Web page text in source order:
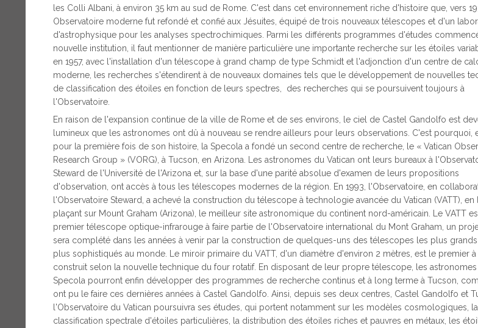
les Colli Albani, à environ 35 km au sud de Rome. C'est dans cet environnement riche d'histoire que, vers
Observatoire moderne fut refondé et confié aux Jésuites, équipé de trois nouveaux télescopes et d'un
d'astrophysique pour les analyses spectrochimiques. Parmi les différents programmes d'études
nouvelle institution, il faut mentionner de manière particulière une importante recherche sur les étoiles
en 1957, avec l'installation d'un télescope à grand champ de type Schmidt et l'adjonction d'un centre de
moderne, les recherches s'étendirent à de nouveaux domaines tels que le développement de nouvelles
de classification des étoiles en fonction de leurs spectres, des recherches qui se poursuivent toujours à
l'Observatoire.
En raison de l'expansion continue de la ville de Rome et de ses environs, le ciel de Castel Gandolfo est
lumineux que les astronomes ont dû à nouveau se rendre ailleurs pour leurs observations. C'est pourquoi,
pour la première fois de son histoire, la Specola a fondé un second centre de recherche, le « Vatican
Research Group » (VORG), à Tucson, en Arizona. Les astronomes du Vatican ont leurs bureaux à
Steward de l'Université de l'Arizona et, sur la base d'une parité absolue d'examen de leurs propositions
d'observation, ont accès à tous les télescopes modernes de la région. En 1993, l'Observatoire, en
l'Observatoire Steward, a achevé la construction du télescope à technologie avancée du Vatican (VATT), en
plaçant sur Mount Graham (Arizona), le meilleur site astronomique du continent nord-américain. Le VATT
premier télescope optique-infrarouge à faire partie de l'Observatoire international du Mont Graham, un
sera complété dans les années à venir par la construction de quelques-uns des télescopes les plus
plus sophistiqués au monde. Le miroir primaire du VATT, d'un diamètre d'environ 2 mètres, est le premier à
construit selon la nouvelle technique du four rotatif. En disposant de leur propre télescope, les
Specola pourront enfin développer des programmes de recherche continus et à long terme à Tucson,
ont pu le faire ces dernières années à Castel Gandolfo. Ainsi, depuis ses deux centres, Castel Gandolfo et
l'Observatoire du Vatican poursuivra ses études, qui portent notamment sur les modèles cosmologiques, la
classification spectrale d'étoiles particulières, la distribution des étoiles riches et pauvres en métaux, les